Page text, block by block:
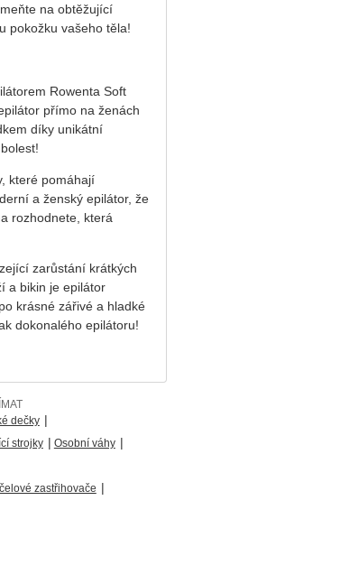
na obtěžující
pokožku vašeho těla!
Rowenta Soft
přímo na ženách
díky unikátní
které pomáhají
a ženský epilátor, že
rozhodnete, která
zarůstání krátkých
a bikin je epilátor
krásné zářivé a hladké
dokonalého epilátoru!
dečky |
strojky | Osobní váhy |
zastřihovače |